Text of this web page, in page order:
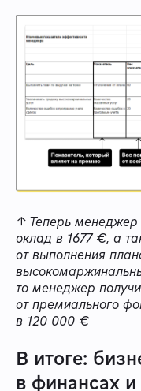
↑ Теперь
оклад в 1677 €, а
от выполнения
то менеджер
от премиального
в 120 000 €
В итоге:
в финансах